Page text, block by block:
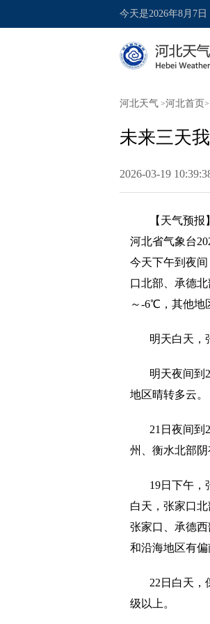
今天是2026年8月7日
河北天气 >河北首页 >
未来三天
2026-03-19
【天气预报】
河北省气象台
今天下午到夜
口北部、承德
～-6℃，其他地
明天白天，
明天夜间到
地区晴转多云。
21日夜间到
州、衡水北部阴
19日下午，
白天，张家口
张家口、承德
和沿海地区有偏
22日白天，
级以上。